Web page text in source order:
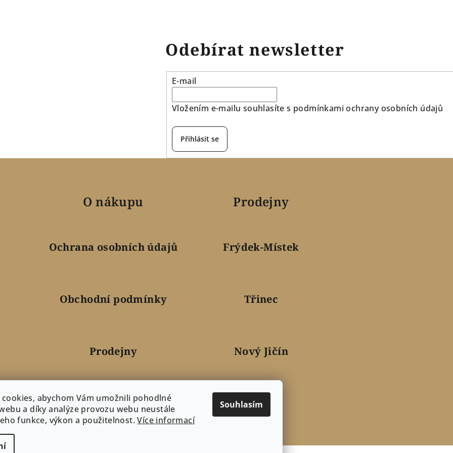
cookies, abychom Vám umožnili pohodlné
a díky analýze provozu webu neustále
funkce, výkon a použitelnost.Více informací
Souhlasím
Odebírat newsletter
E-mail
Vložením e-mailu souhlasíte s podmínkami ochrany osobních údajů
Přihlásit se
O nákupu
Ochrana osobních údajů
Obchodní podmínky
Prodejny
Doprava a platba
Prodejny
Frýdek-Místek
Třinec
Nový Jičín